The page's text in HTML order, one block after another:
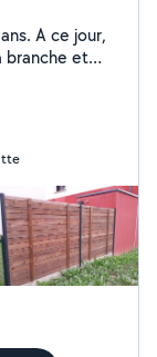
A ce jour,
branche et
en
et
reste